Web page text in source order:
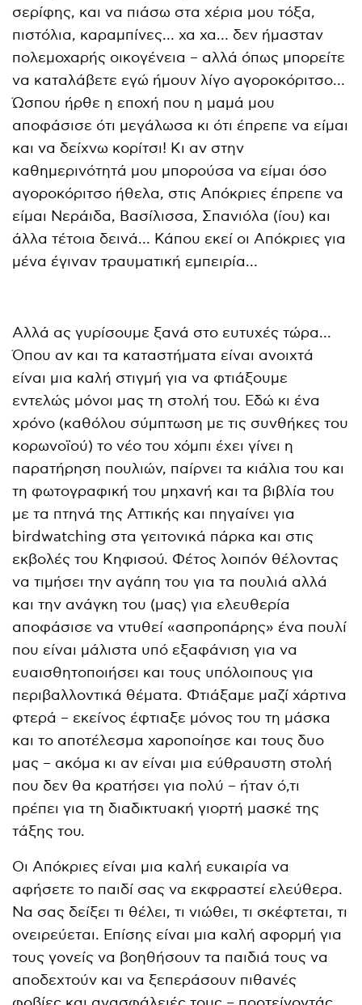
σερίφης, και να πιάσω στα χέρια μου τόξα,
πιστόλια, καραμπίνες… χα χα… δεν ήμασταν
πολεμοχαρής οικογένεια – αλλά όπως μπορείτε
να καταλάβετε εγώ ήμουν λίγο αγοροκόριτσο…
Ώσπου ήρθε η εποχή που η μαμά μου
αποφάσισε ότι μεγάλωσα κι ότι έπρεπε να είμαι
και να δείχνω κορίτσι! Κι αν στην
καθημερινότητά μου μπορούσα να είμαι όσο
αγοροκόριτσο ήθελα, στις Απόκριες έπρεπε να
είμαι Νεράιδα, Βασίλισσα, Σπανιόλα (ίου) και
άλλα τέτοια δεινά… Κάπου εκεί οι Απόκριες για
μένα έγιναν τραυματική εμπειρία…
Αλλά ας γυρίσουμε ξανά στο ευτυχές τώρα…
Όπου αν και τα καταστήματα είναι ανοιχτά
είναι μια καλή στιγμή για να φτιάξουμε
εντελώς μόνοι μας τη στολή του. Εδώ κι ένα
χρόνο (καθόλου σύμπτωση με τις συνθήκες του
κορωνοϊού) το νέο του χόμπι έχει γίνει η
παρατήρηση πουλιών, παίρνει τα κιάλια του και
τη φωτογραφική του μηχανή και τα βιβλία του
με τα πτηνά της Αττικής και πηγαίνει για
birdwatching στα γειτονικά πάρκα και στις
εκβολές του Κηφισού. Φέτος λοιπόν θέλοντας
να τιμήσει την αγάπη του για τα πουλιά αλλά
και την ανάγκη του (μας) για ελευθερία
αποφάσισε να ντυθεί «ασπροπάρης» ένα πουλί
που είναι μάλιστα υπό εξαφάνιση για να
ευαισθητοποιήσει και τους υπόλοιπους για
περιβαλλοντικά θέματα. Φτιάξαμε μαζί χάρτινα
φτερά – εκείνος έφτιαξε μόνος του τη μάσκα
και το αποτέλεσμα χαροποίησε και τους δυο
μας – ακόμα κι αν είναι μια εύθραυστη στολή
που δεν θα κρατήσει για πολύ – ήταν ό,τι
πρέπει για τη διαδικτυακή γιορτή μασκέ της
τάξης του.
Οι Απόκριες είναι μια καλή ευκαιρία να
αφήσετε το παιδί σας να εκφραστεί ελεύθερα.
Να σας δείξει τι θέλει, τι νιώθει, τι σκέφτεται, τι
ονειρεύεται. Επίσης είναι μια καλή αφορμή για
τους γονείς να βοηθήσουν τα παιδιά τους να
αποδεχτούν και να ξεπεράσουν πιθανές